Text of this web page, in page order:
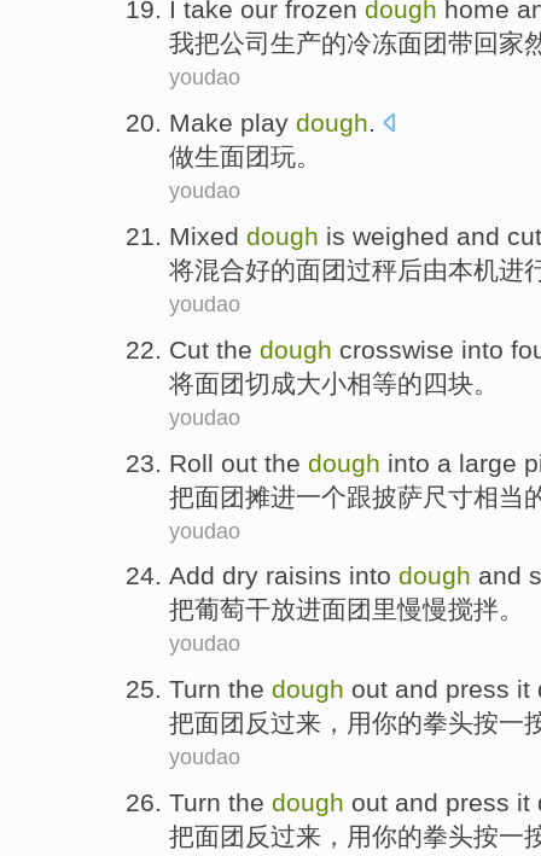
I take our frozen dough home
我把公司 生产的冷冻面团带回家
youdao
Make play dough.
做生面团玩。
youdao
Mixed dough is weighed and cut
将混合好的面团过秤后由本机进
youdao
Cut the dough crosswise into
将面团切成大小相等的四块。
youdao
Roll out the dough into a large
把面团摊进一个跟披萨尺寸相当
youdao
Add dry raisins into dough and
把葡萄干放进面团 里慢慢搅拌。
youdao
Turn the dough out and press it
把面团反过来 ， 用你的拳头按一
youdao
Turn the dough out and press it
把面团反过来 ， 用你的拳头按一